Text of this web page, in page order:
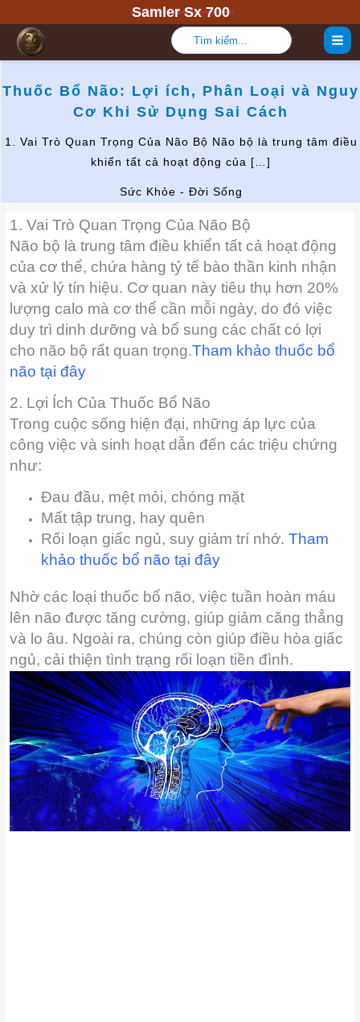
tới
Samler Sx 700
kiếm:
Thuốc Bổ Não: Lợi ích, Phân Loại và Nguy
Cơ Khi Sử Dụng Sai Cách
1. Vai Trò Quan Trọng Của Não Bộ Não bộ là trung tâm điều
khiển tất cả hoạt động của […]
Sức Khỏe - Đời Sống
1. Vai Trò Quan Trọng Của Não Bộ
Não bộ là trung tâm điều khiển tất cả hoạt động
của cơ thể, chứa hàng tỷ tế bào thần kinh nhận
và xử lý tín hiệu. Cơ quan này tiêu thụ hơn 20%
lượng calo mà cơ thể cần mỗi ngày, do đó việc
duy trì dinh dưỡng và bổ sung các chất có lợi
cho não bộ rất quan trọng.Tham khảo thuốc bổ
nãotại đây
2. Lợi Ích Của Thuốc Bổ Não
Trong cuộc sống hiện đại, những áp lực của
công việc và sinh hoạt dẫn đến các triệu chứng
như:
Đau đầu, mệt mỏi, chóng mặt
Mất tập trung, hay quên
Rối loạn giấc ngủ, suy giảm trí nhớ.Tham
khảo thuốc bổ nãotại đây
Nhờ các loại thuốc bổ não, việc tuần hoàn máu
lên não được tăng cường, giúp giảm căng thẳng
và lo âu. Ngoài ra, chúng còn giúp điều hòa giấc
ngủ, cải thiện tình trạng rối loạn tiền đình.